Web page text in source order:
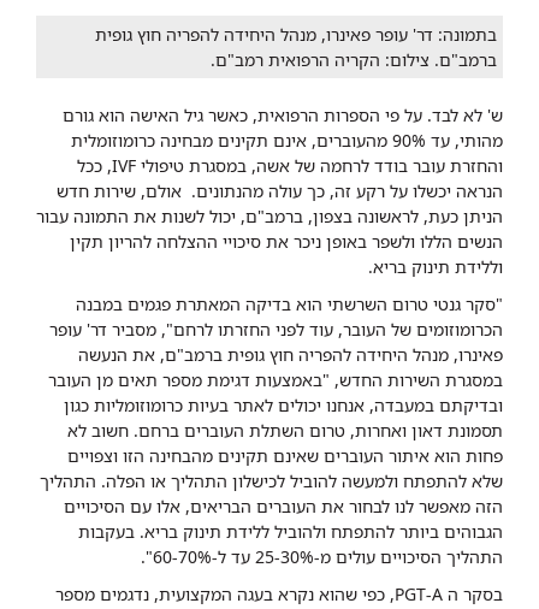
בתמונה: דר' עופר פאינרו, מנהל היחידה להפריה חוץ גופית
ברמב"ם. צילום: הקריה הרפואית רמב"ם.
ש' לא לבד. על פי הספרות הרפואית, כאשר גיל האישה הוא גורם
מהותי, עד 90% מהעוברים, אינם תקינים מבחינה כרומוזומלית
והחזרת עובר בודד לרחמה של אשה, במסגרת טיפולי IVF, ככל
הנראה יכשלו על רקע זה, כך עולה מהנתונים. אולם, שירות חדש
הניתן כעת, לראשונה בצפון, ברמב"ם, יכול לשנות את התמונה עבור
הנשים הללו ולשפר באופן ניכר את סיכויי ההצלחה להריון תקין
וללידת תינוק בריא.
"סקר גנטי טרום השרשתי הוא בדיקה המאתרת פגמים במבנה
הכרומוזומים של העובר, עוד לפני החזרתו לרחם", מסביר דר' עופר
פאינרו, מנהל היחידה להפריה חוץ גופית ברמב"ם, את הנעשה
במסגרת השירות החדש, "באמצעות דגימת מספר תאים מן העובר
ובדיקתם במעבדה, אנחנו יכולים לאתר בעיות כרומוזומליות כגון
תסמונת דאון ואחרות, טרום השתלת העוברים ברחם. חשוב לא
פחות הוא איתור העוברים שאינם תקינים מהבחינה הזו וצפויים
שלא להתפתח ולמעשה להוביל לכישלון התהליך או הפלה. התהליך
הזה מאפשר לנו לבחור את העוברים הבריאים, אלו עם הסיכויים
הגבוהים ביותר להתפתח ולהוביל ללידת תינוק בריא. בעקבות
התהליך הסיכויים עולים מ-25-30% עד ל-60-70%".
בסקר ה PGT-A, כפי שהוא נקרא בעגה המקצועית, נדגמים מספר